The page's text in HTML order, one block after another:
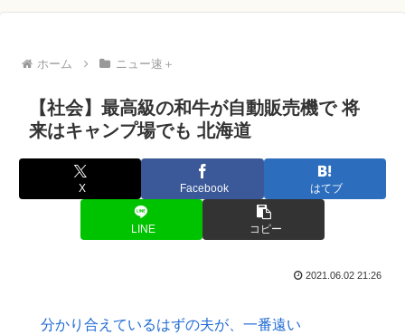
ホーム ニュー速＋
【社会】最高級の和牛が自動販売機で 将
来はキャンプ場でも 北海道
X Facebook はてブ
LINE コピー
2021.06.02 21:26
分かり合えているはずの夫が、一番遠い